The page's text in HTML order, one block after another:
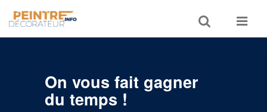
Toggle
search
Toggle
On vous fait gagner
du temps !